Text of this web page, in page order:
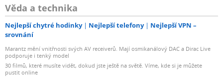
Věda a technika
Nejlepší chytré hodinky Nejlepší telefony
Nejlepší VPN –
srovnání
Marantz mění vnitřnosti svých AV receiverů. Mají osmikanálový DAC a Dirac Live
podporuje i tenký model
30 filmů, které musíte vidět, dokud jste ještě na světě. Víme, kde si je můžete
pustit online